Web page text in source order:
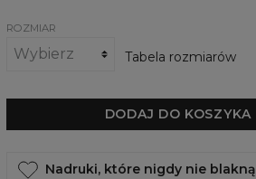
ROZMIAR
Tabela rozmiarów
DODAJ DO KOSZYKA
Nadruki, które nigdy nie blakną